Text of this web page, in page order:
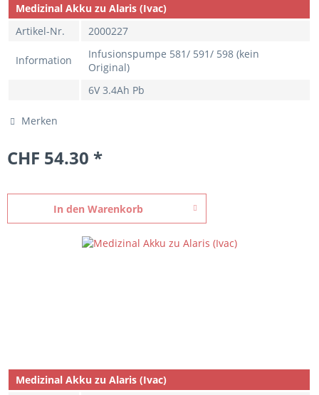
Medizinal Akku zu Alaris (Ivac)
Artikel-Nr.
2000227
Information
Infusionspumpe 581/ 591/ 598 (kein
Original)
6V 3.4Ah Pb
Merken
CHF 54.30 *
In den Warenkorb
Medizinal Akku zu Alaris (Ivac)